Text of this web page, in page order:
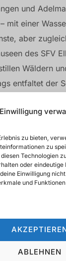
Einwilligung
zu bieten,
zu
Technologien
oder eindeutige
Einwilligung
und
ABLEHNEN
und
mit einer
aber
des SFV
Wäldern
entfaltet der
Ruhe und
vorbehalten
etwa 30
Bedingungen
der
verbirgt sich
einem
macht.